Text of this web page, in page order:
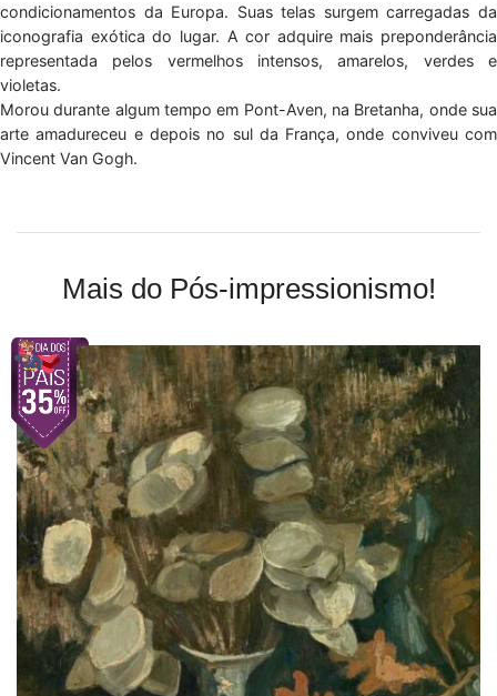
condicionamentos da Europa. Suas telas surgem carregadas da
iconografia exótica do lugar. A cor adquire mais preponderância
representada pelos vermelhos intensos, amarelos, verdes e
violetas.
Morou durante algum tempo em Pont-Aven, na Bretanha, onde sua
arte amadureceu e depois no sul da França, onde conviveu com
Vincent Van Gogh.
Mais do Pós-impressionismo!